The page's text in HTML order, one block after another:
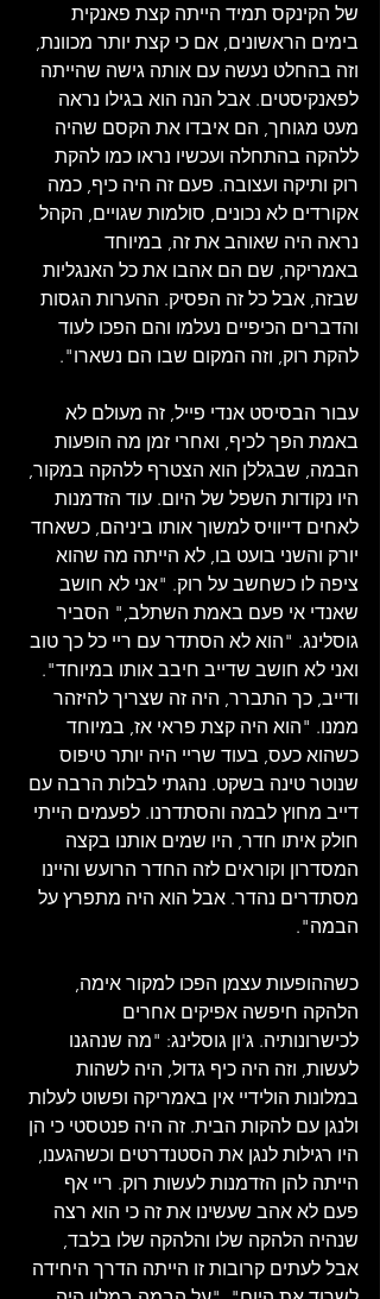
של הקינקס תמיד הייתה קצת פאנקית
בימים הראשונים, אם כי קצת יותר מכוונת,
וזה בהחלט נעשה עם אותה גישה שהייתה
לפאנקיסטים. אבל הנה הוא בגילו נראה
מעט מגוחך, הם איבדו את הקסם שהיה
ללהקה בהתחלה ועכשיו נראו כמו להקת
רוק ותיקה ועצובה. פעם זה היה כיף, כמה
אקורדים לא נכונים, סולמות שגויים, הקהל
נראה היה שאוהב את זה, במיוחד
באמריקה, שם הם אהבו את כל האנגליות
שבזה, אבל כל זה הפסיק. ההערות הגסות
והדברים הכיפיים נעלמו והם הפכו לעוד
להקת רוק, וזה המקום שבו הם נשארו".
עבור הבסיסט אנדי פייל, זה מעולם לא
באמת הפך לכיף, ואחרי זמן מה הופעות
הבמה, שבגללן הוא הצטרף ללהקה במקור,
היו נקודות השפל של היום. עוד הזדמנות
לאחים דייוויס למשוך אותו ביניהם, כשאחד
יורק והשני בועט בו, לא הייתה מה שהוא
ציפה לו כשחשב על רוק. "אני לא חושב
שאנדי אי פעם באמת השתלב," הסביר
גוסלינג. "הוא לא הסתדר עם ריי כל כך טוב
ואני לא חושב שדייב חיבב אותו במיוחד".
ודייב, כך התברר, היה זה שצריך להיזהר
ממנו. "הוא היה קצת פראי אז, במיוחד
כשהוא כעס, בעוד שריי היה יותר טיפוס
שנוטר טינה בשקט. נהגתי לבלות הרבה עם
דייב מחוץ לבמה והסתדרנו. לפעמים הייתי
חולק איתו חדר, היו שמים אותנו בקצה
המסדרון וקוראים לזה החדר הרועש והיינו
מסתדרים נהדר. אבל הוא היה מתפרץ על
הבמה".
כשההופעות עצמן הפכו למקור אימה,
הלהקה חיפשה אפיקים אחרים
לכישרונותיה. ג'ון גוסלינג: "מה שנהגנו
לעשות, וזה היה כיף גדול, היה לשהות
במלונות הולידיי אין באמריקה ופשוט לעלות
ולנגן עם להקות הבית. זה היה פנטסטי כי הן
היו רגילות לנגן את הסטנדרטים וכשהגענו,
הייתה להן הזדמנות לעשות רוק. ריי אף
פעם לא אהב שעשינו את זה כי הוא רצה
שנהיה הלהקה שלו והלהקה שלו בלבד,
אבל לעתים קרובות זו הייתה הדרך היחידה